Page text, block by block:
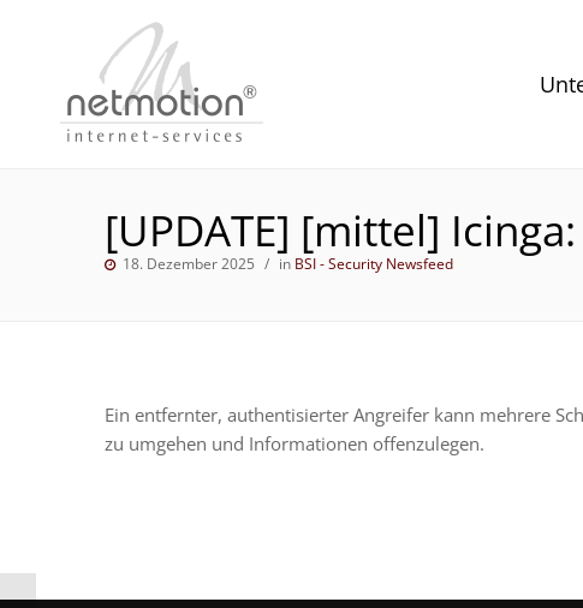
[UPDATE] [mittel]
18. Dezember 2025 in BSI - Security Newsfeed
Ein entfernter, authentisierter Angreifer kann mehrere
zu umgehen und Informationen offenzulegen.